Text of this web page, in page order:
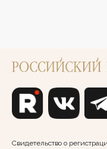
Свидетельство о